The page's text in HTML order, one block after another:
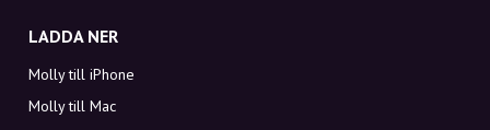
LADDA NER
Molly till iPhone
Molly till Mac